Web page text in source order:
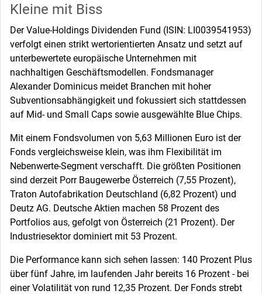
Kleine mit Biss
Der Value-Holdings Dividenden Fund (ISIN: LI0039541953)
verfolgt einen strikt wertorientierten Ansatz und setzt auf
unterbewertete europäische Unternehmen mit
nachhaltigen Geschäftsmodellen. Fondsmanager
Alexander Dominicus meidet Branchen mit hoher
Subventionsabhängigkeit und fokussiert sich stattdessen
auf Mid- und Small Caps sowie ausgewählte Blue Chips.
Mit einem Fondsvolumen von 5,63 Millionen Euro ist der
Fonds vergleichsweise klein, was ihm Flexibilität im
Nebenwerte-Segment verschafft. Die größten Positionen
sind derzeit Porr Baugewerbe Österreich (7,55 Prozent),
Traton Autofabrikation Deutschland (6,82 Prozent) und
Deutz AG. Deutsche Aktien machen 58 Prozent des
Portfolios aus, gefolgt von Österreich (21 Prozent). Der
Industriesektor dominiert mit 53 Prozent.
Die Performance kann sich sehen lassen: 140 Prozent Plus
über fünf Jahre, im laufenden Jahr bereits 16 Prozent - bei
einer Volatilität von rund 12,35 Prozent. Der Fonds strebt